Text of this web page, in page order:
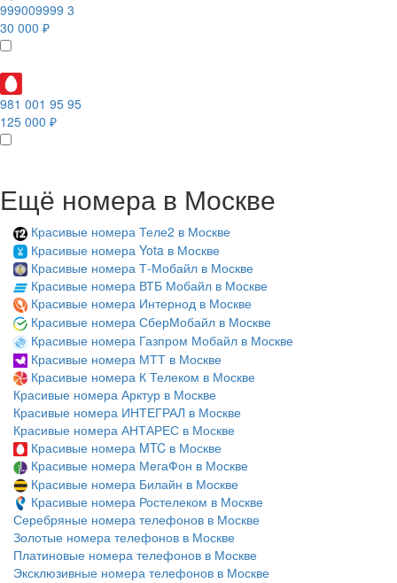
999009999 3
30 000 ₽
981 001 95 95
125 000 ₽
Ещё номера в Москве
Красивые номера Теле2 в Москве
Красивые номера Yota в Москве
Красивые номера Т-Мобайл в Москве
Красивые номера ВТБ Мобайл в Москве
Красивые номера Интернод в Москве
Красивые номера СберМобайл в Москве
Красивые номера Газпром Мобайл в Москве
Красивые номера МТТ в Москве
Красивые номера К Телеком в Москве
Красивые номера Арктур в Москве
Красивые номера ИНТЕГРАЛ в Москве
Красивые номера АНТАРЕС в Москве
Красивые номера MTC в Москве
Красивые номера МегаФон в Москве
Красивые номера Билайн в Москве
Красивые номера Ростелеком в Москве
Серебряные номера телефонов в Москве
Золотые номера телефонов в Москве
Платиновые номера телефонов в Москве
Эксклюзивные номера телефонов в Москве